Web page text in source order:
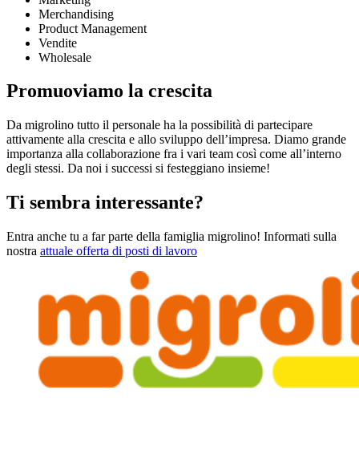
Merchandising
Product Management
Vendite
Wholesale
Promuoviamo la crescita
Da migrolino tutto il personale ha la possibilità di partecipare
attivamente alla crescita e allo sviluppo dell’impresa. Diamo grande
importanza alla collaborazione fra i vari team così come all’interno
degli stessi. Da noi i successi si festeggiano insieme!
Ti sembra interessante?
Entra anche tu a far parte della famiglia migrolino! Informati sulla
nostra attuale offerta di posti di lavoro